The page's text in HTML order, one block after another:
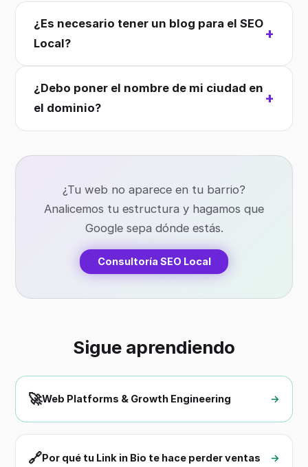
¿Es necesario tener un blog para el SEO
Local?
¿Debo poner el nombre de mi ciudad en
el dominio?
¿Tu web no aparece en tu barrio?
Analicemos tu estructura y hagamos que
Google sepa dónde estás.
Consultoría SEO Local
Sigue aprendiendo
🚀Web Platforms & Growth Engineering →
🔗Por qué tu Link in Bio te hace perder ventas →